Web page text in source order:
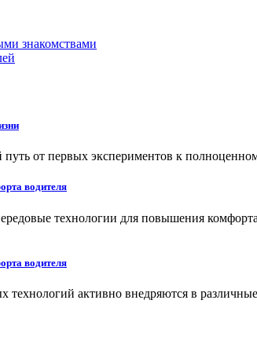
знакомствами
от первых экспериментов к
водителя
технологии для повышения
водителя
активно внедряются в